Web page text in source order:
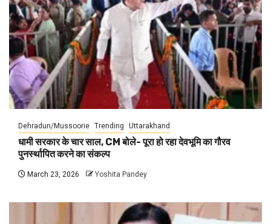
Dehradun/Mussoorie Trending Uttarakhand
धामी सरकार के चार साल, CM बोले- पूरा हो रहा देवभूमि का गौरव
पुनर्स्थापित करने का संकल्प
March 23, 2026 Yoshita Pandey